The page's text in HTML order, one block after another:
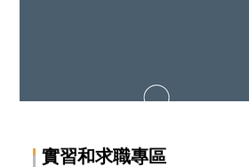
國際生就業專區-實習與求職專
實習和求職專區